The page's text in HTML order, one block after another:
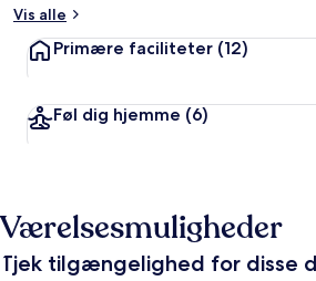
Vis alle
Primære faciliteter (12)
Føl dig hjemme (6)
Værelsesmuligheder
Tjek tilgængelighed for disse